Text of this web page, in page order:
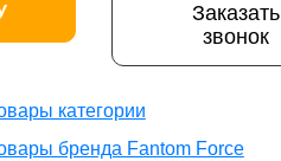
Заказать
звонок
категории
бренда Fantom Force